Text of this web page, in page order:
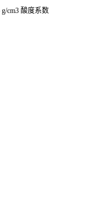
cm3 酸度系数